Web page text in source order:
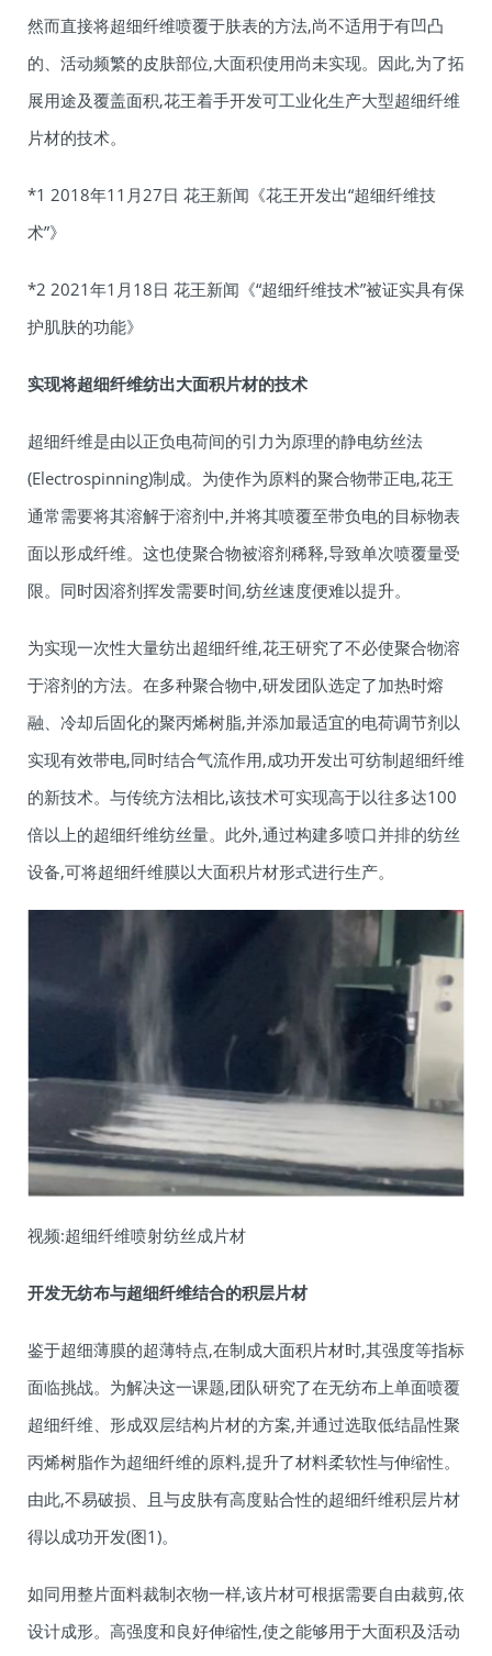
然而直接将超细纤维喷覆于肤表的方法,尚不适用于有凹凸
的、活动频繁的皮肤部位,大面积使用尚未实现。因此,为了拓
展用途及覆盖面积,花王着手开发可工业化生产大型超细纤维
片材的技术。
*1 2018年11月27日 花王新闻《花王开发出“超细纤维技
术”》
*2 2021年1月18日 花王新闻《“超细纤维技术”被证实具有保
护肌肤的功能》
实现将超细纤维纺出大面积片材的技术
超细纤维是由以正负电荷间的引力为原理的静电纺丝法
(Electrospinning)制成。为使作为原料的聚合物带正电,花王
通常需要将其溶解于溶剂中,并将其喷覆至带负电的目标物表
面以形成纤维。这也使聚合物被溶剂稀释,导致单次喷覆量受
限。同时因溶剂挥发需要时间,纺丝速度便难以提升。
为实现一次性大量纺出超细纤维,花王研究了不必使聚合物溶
于溶剂的方法。在多种聚合物中,研发团队选定了加热时熔
融、冷却后固化的聚丙烯树脂,并添加最适宜的电荷调节剂以
实现有效带电,同时结合气流作用,成功开发出可纺制超细纤维
的新技术。与传统方法相比,该技术可实现高于以往多达100
倍以上的超细纤维纺丝量。此外,通过构建多喷口并排的纺丝
设备,可将超细纤维膜以大面积片材形式进行生产。
视频:超细纤维喷射纺丝成片材
开发无纺布与超细纤维结合的积层片材
鉴于超细薄膜的超薄特点,在制成大面积片材时,其强度等指标
面临挑战。为解决这一课题,团队研究了在无纺布上单面喷覆
超细纤维、形成双层结构片材的方案,并通过选取低结晶性聚
丙烯树脂作为超细纤维的原料,提升了材料柔软性与伸缩性。
由此,不易破损、且与皮肤有高度贴合性的超细纤维积层片材
得以成功开发(图1)。
如同用整片面料裁制衣物一样,该片材可根据需要自由裁剪,依
设计成形。高强度和良好伸缩性,使之能够用于大面积及活动